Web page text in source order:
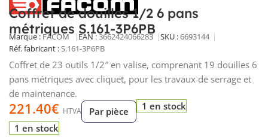
Coffret de douilles 1/2 6 pans
métriques S.161-3P6PB
Marque :FACOM EAN :3662424066283 SKU :6693144
Réf. fabricant :S.161-3P6PB
Coffret de 23 outils 1/2″ en valise, comprenant 19 douilles 6
pans métriques avec cliquet, pour les travaux de serrage et
de maintenance.
221.40€ HTVA Par pièce
1 en stock
1 en stock